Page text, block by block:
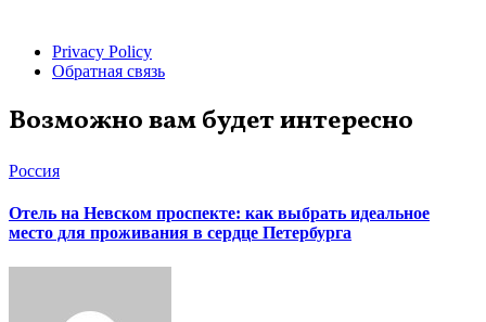
Privacy Policy
Обратная связь
Возможно вам будет интересно
Россия
Отель на Невском проспекте: как выбрать идеальное
место для проживания в сердце Петербурга